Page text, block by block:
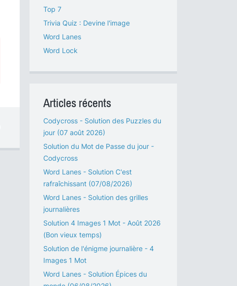
Top 7
Trivia Quiz : Devine l'image
Word Lanes
Word Lock
Articles récents
Codycross - Solution des Puzzles du
jour (07 août 2026)
Solution du Mot de Passe du jour -
Codycross
Word Lanes - Solution C'est
rafraîchissant (07/08/2026)
Word Lanes - Solution des grilles
journalières
Solution 4 Images 1 Mot - Août 2026
(Bon vieux temps)
Solution de l'énigme journalière - 4
Images 1 Mot
Word Lanes - Solution Épices du